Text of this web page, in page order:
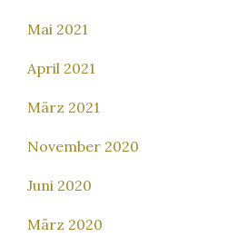
Mai 2021
April 2021
März 2021
November 2020
Juni 2020
März 2020